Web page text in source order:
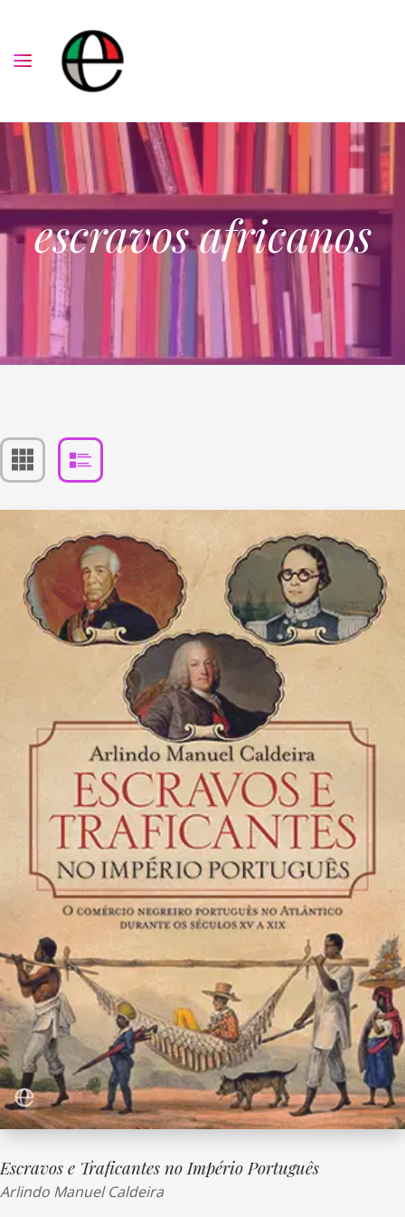
escravos africanos
Escravos e Traficantes no Império Português
Arlindo Manuel Caldeira